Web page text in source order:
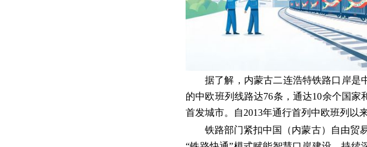
据了解，内蒙古二连浩特铁路口岸是
的中欧班列线路达76条，通达10余个国
首发城市。自2013年通行首列中欧班列以
铁路部门紧扣中国（内蒙古）自由贸